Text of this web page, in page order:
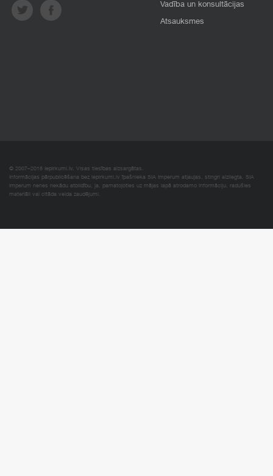
Vadība un konsultācijas
Atsauksmes
© 2007–2018 Iepirkumi.lv. Visas tiesības aizsargātas.
Informācijas pārpublicēšana bez iepirkumi.lv īpašnieka SIA Imperum atļaujas, stingri aizliegta. SIA
Imperum nenes nekādu atbildību, ja, pamatojoties uz mājas lapā atrodamo informāciju, radušies
materiāli vai citāda veida zaudējumi.